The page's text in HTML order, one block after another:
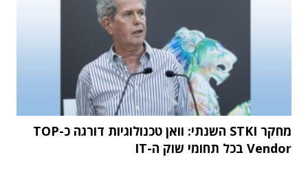
מחקר STKI השנתי: וואן טכנולוגיות דורגה כ-TOP
Vendor בכל תחומי שוק ה-IT